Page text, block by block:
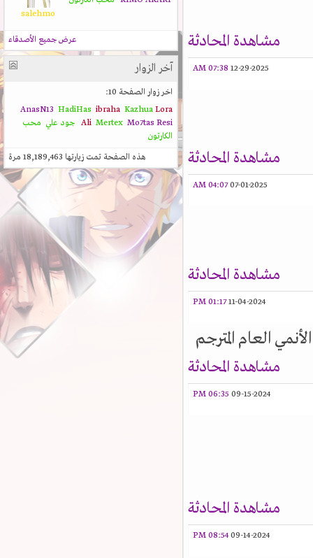
مشاهدة المحادثة
12-29-2025
07:38 AM
مشاهدة المحادثة
07-01-2025
04:07 AM
مشاهدة المحادثة
11-04-2024
01:17 PM
العام المترجم
مشاهدة المحادثة
09-15-2024
06:35 PM
مشاهدة المحادثة
09-14-2024
08:54 PM
salehmo
عرض جميع الأصدقاء
آخر الزوار
اخر زوار الصفحة 10:
AnasN13
HadiHas ibraha KazhuaLora
Ali
Mertex Mo7tasResi جود علي
محب
الكارتون
هذه الصفحة تمت زيارتها18,189,463مرة